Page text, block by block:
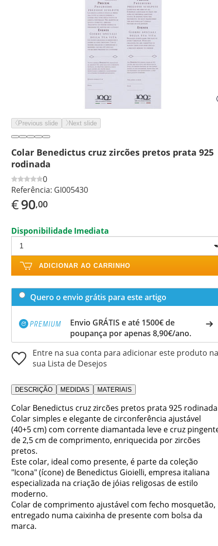
Previous slide Next slide
Colar Benedictus cruz zircões pretos prata 925
rodinada
0
Referência: GI005430
€90,00
Disponibilidade Imediata
ADICIONAR AO CARRINHO
Quero o envio grátis para este artigo
Envio GRÁTIS e até 1500€ de
poupança por apenas 8,90€/ano.
Entre na sua conta para adicionar este produto na
sua Lista de Desejos
DESCRIÇÃO MEDIDAS MATERIAIS
Colar Benedictus cruz zircões pretos prata 925
Colar simples e elegante de circonferência ajustável
(40+5 cm) com corrente diamantada leve e cruz
de 2,5 cm de comprimento, enriquecida por zircões
pretos.
Este colar, ideal como presente, é parte da coleção
"Icona" (ícone) de Benedictus Gioielli, empresa italiana
especializada na criação de jóias religosas de estilo
moderno.
Colar de comprimento ajustável com fecho mosquetão,
entregado numa caixinha de presente com bolsa da
marca.